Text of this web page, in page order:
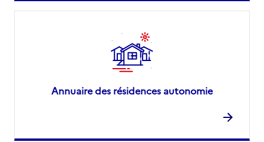
Annuaire des résidences autonomie